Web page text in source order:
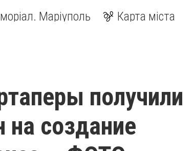
Маріуполь Карта міста
получили
на создание